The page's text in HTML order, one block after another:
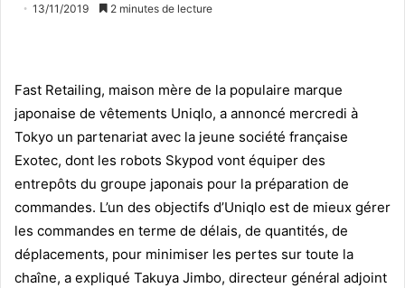
13/11/2019 2 minutes de lecture
Fast Retailing, maison mère de la populaire marque
japonaise de vêtements Uniqlo, a annoncé mercredi à
Tokyo un partenariat avec la jeune société française
Exotec, dont les robots Skypod vont équiper des
entrepôts du groupe japonais pour la préparation de
commandes. L’un des objectifs d’Uniqlo est de mieux gérer
les commandes en terme de délais, de quantités, de
déplacements, pour minimiser les pertes sur toute la
chaîne, a expliqué Takuya Jimbo, directeur général adjoint